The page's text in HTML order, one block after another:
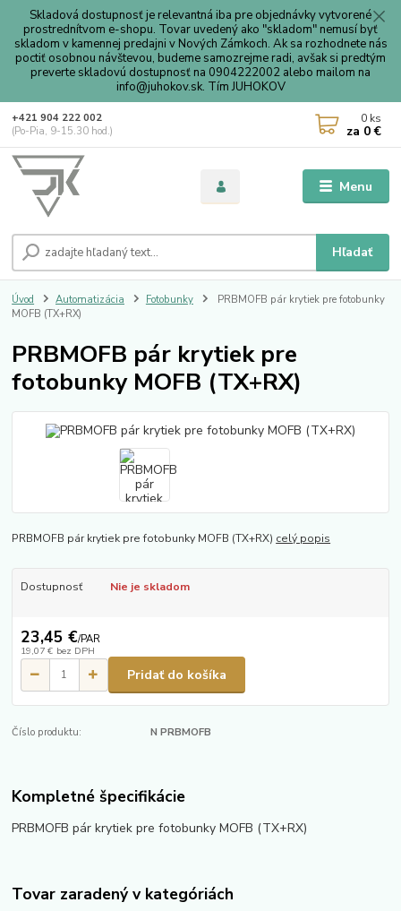
Skladová dostupnosť je relevantná iba pre objednávky vytvorené
prostrednítvom e-shopu. Tovar uvedený ako "skladom" nemusí byť
skladom v kamennej predajni v Nových Zámkoch. Ak sa rozhodnete nás
poctiť osobnou návštevou, budeme samozrejme radi, avšak si predtým
preverte skladovú dostupnosť na 0904222002 alebo mailom na
info@juhokov.sk. Tím JUHOKOV
Menu
Hľadať
+421 904 222 002
(Po-Pia, 9-15.30 hod.)
0 ks
za 0 €
Úvod Automatizácia Fotobunky
PRBMOFB pár krytiek pre fotobunky
MOFB (TX+RX)
PRBMOFB pár krytiek pre
fotobunky MOFB (TX+RX)
PRBMOFB pár krytiek pre fotobunky MOFB (TX+RX) celý popis
Dostupnosť Nie je skladom
23,45 €/PAR
19,07 € bez DPH
Pridať do košíka
Číslo produktu: N PRBMOFB
Kompletné špecifikácie
PRBMOFB pár krytiek pre fotobunky MOFB (TX+RX)
Tovar zaradený v kategóriách